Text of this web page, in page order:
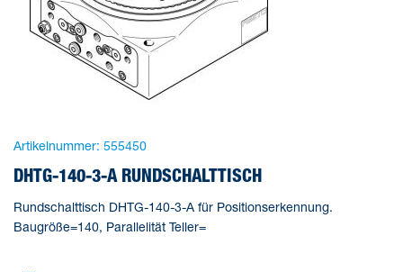
Artikelnummer: 555450
DHTG-140-3-A RUNDSCHALTTISCH
Rundschalttisch DHTG-140-3-A für Positionserkennung.
Baugröße=140, Parallelität Teller=